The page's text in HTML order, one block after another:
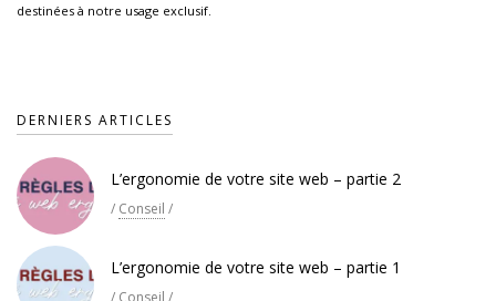
destinées à notre usage exclusif.
DERNIERS ARTICLES
L’ergonomie de votre site web – partie 2
/ Conseil /
L’ergonomie de votre site web – partie 1
/ Conseil /